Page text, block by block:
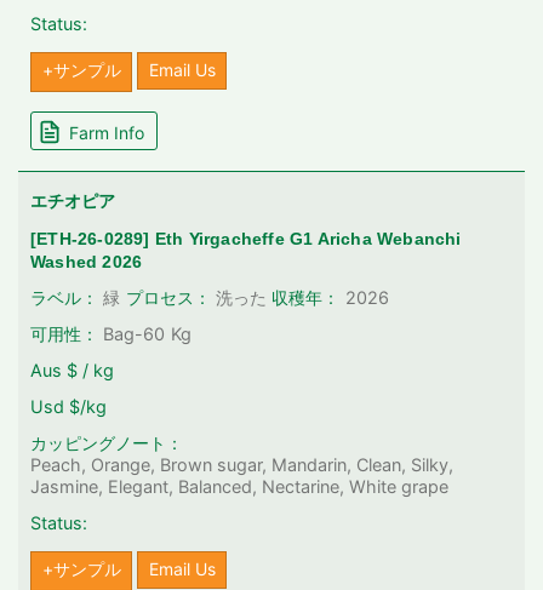
Status:
+サンプル Email Us
Farm Info
エチオピア
[ETH-26-0289] Eth Yirgacheffe G1 Aricha Webanchi
Washed 2026
ラベル：
緑 プロセス： 洗った 収穫年：
2026
可用性：
Bag-60 Kg
Aus $ / kg
Usd $/kg
カッピングノート：
Peach, Orange, Brown sugar, Mandarin, Clean, Silky,
Jasmine, Elegant, Balanced, Nectarine, White grape
Status:
+サンプル Email Us